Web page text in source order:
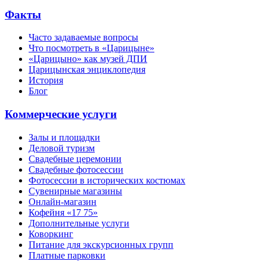
Факты
Часто задаваемые вопросы
Что посмотреть в «Царицыне»
«Царицыно» как музей ДПИ
Царицынская энциклопедия
История
Блог
Коммерческие услуги
Залы и площадки
Деловой туризм
Свадебные церемонии
Свадебные фотосессии
Фотосессии в исторических костюмах
Сувенирные магазины
Онлайн-магазин
Кофейня «17 75»
Дополнительные услуги
Коворкинг
Питание для экскурсионных групп
Платные парковки